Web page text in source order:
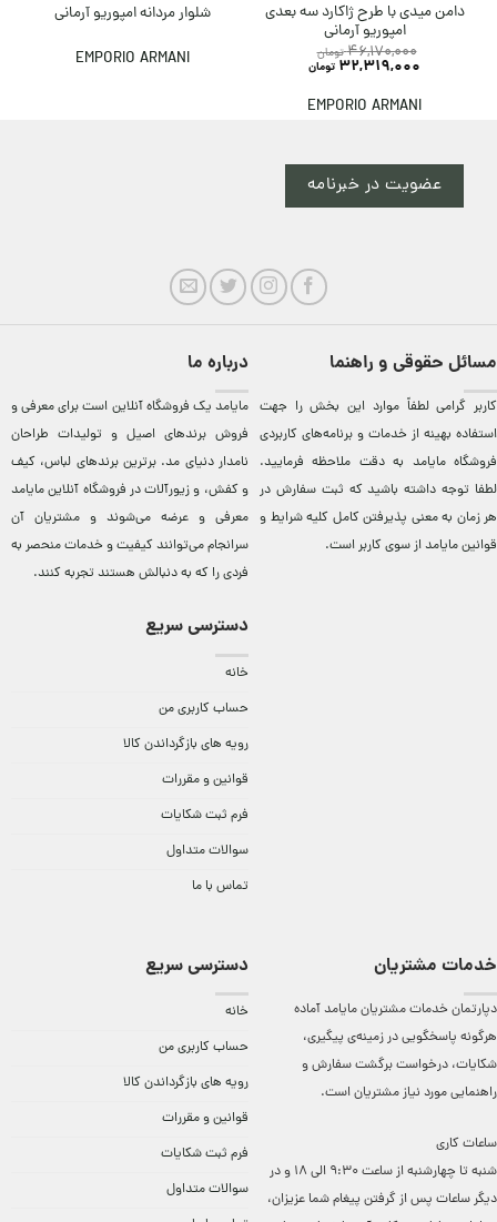
دامن میدی با طرح ژاکارد سه بعدی
امپوریو آرمانی
46,170,000 تومان
32,319,000 تومان
EMPORIO ARMANI
شلوار مردانه امپوریو آرمانی
EMPORIO ARMANI
عضویت در خبرنامه
مسائل حقوقی و راهنما
کاربر گرامی لطفاً موارد این بخش را جهت
استفاده بهینه از خدمات و برنامه‌‏های کاربردی
فروشگاه مایامد به دقت ملاحظه فرمایید.
لطفا توجه داشته باشید که ثبت سفارش در
هر زمان به معنی پذیرفتن کامل کلیهشرایط و
قوانین مایامداز سوی کاربر است.
درباره ما
مایامد يک فروشگاه آنلاين است برای معرفی و
فروش برندهای اصيل و توليدات طراحان
نامدار دنيای مد. برترين‌ برندهای لباس، کيف
و کفش، و زيورآلات در فروشگاه آنلاين مایامد
معرفی و عرضه می‌شوند و مشتريان آن
سرانجام می‌توانند کيفيت و خدمات منحصر به
فردی را که به دنبالش هستند تجربه کنند.
دسترسی سریع
خانه
حساب کاربری من
رویه های بازگرداندن کالا
قوانین و مقررات
فرم ثبت شکایات
سوالات متداول
تماس با ما
خدمات مشتریان
دپارتمان خدمات مشتریان مایامد آماده
هرگونه پاسخگویی در زمینه‌ی پیگیری،
شکایات، درخواست برگشت سفارش و
راهنمایی مورد نیاز مشتریان است.
ساعات کاری
شنبه تا چهارشنبه از ساعت 9:30 الی 18 و در
دیگر ساعات ‌پس از گرفتن پیغام شما عزیزان،
دسترسی سریع
خانه
حساب کاربری من
رویه های بازگرداندن کالا
قوانین و مقررات
فرم ثبت شکایات
سوالات متداول